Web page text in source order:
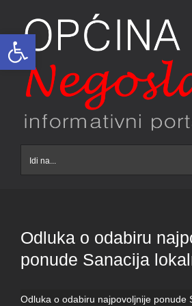
Open toolbar
content
Idi na...
Odluka o odabiru
ponude Sanacija
Odluka o odabiru najpovoljnije ponude